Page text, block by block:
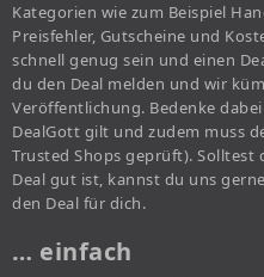
Kategorien wie zum Beispiel
Preisfehler, Gutscheine und
schnell genug sein und einen
du den Deal melden und wir
Veröffentlichung. Bedenke
DealGott gilt und zudem muss
Trusted Shops geprüft). Solltest
Deal gut ist, kannst du uns
den Deal für dich.
… einfach